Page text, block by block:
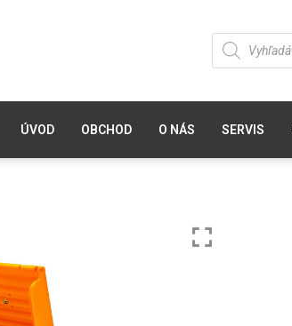
ÚVOD OBCHOD O NÁS SERVIS